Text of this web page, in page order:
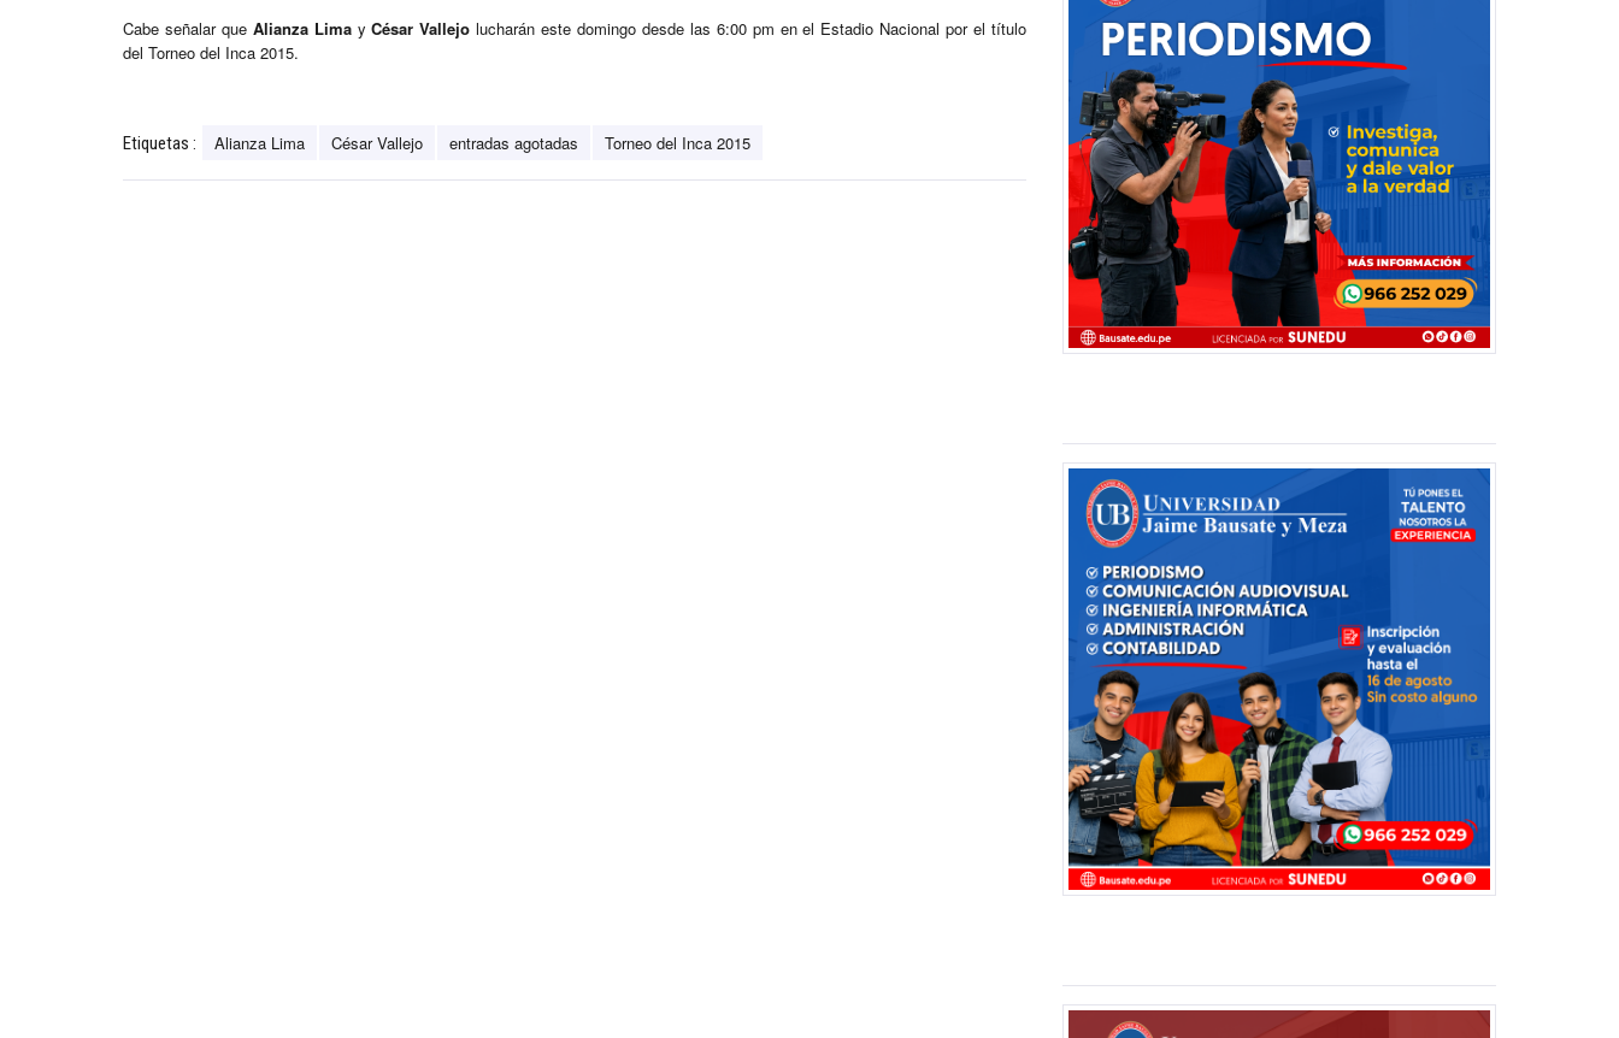
Cabe señalar que Alianza LimayCésar Vallejo lucharán este domingo desde las 6:00 pm en el Estadio Nacional por el título
del Torneo del Inca 2015.
Etiquetas : Alianza Lima César Vallejo entradas agotadas Torneo del Inca 2015